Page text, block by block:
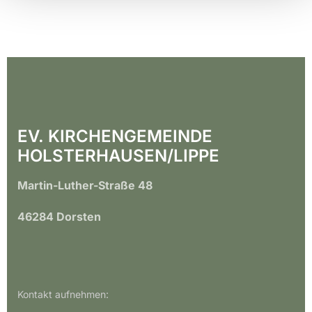
EV. KIRCHENGEMEINDE
HOLSTERHAUSEN/LIPPE
Martin-Luther-Straße 48
46284 Dorsten
Kontakt aufnehmen: